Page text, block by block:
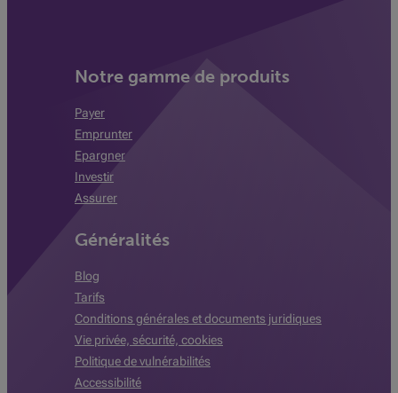
Notre gamme de produits
Payer
Emprunter
Epargner
Investir
Assurer
Généralités
Blog
Tarifs
Conditions générales et documents juridiques
Vie privée, sécurité, cookies
Politique de vulnérabilités
Accessibilité